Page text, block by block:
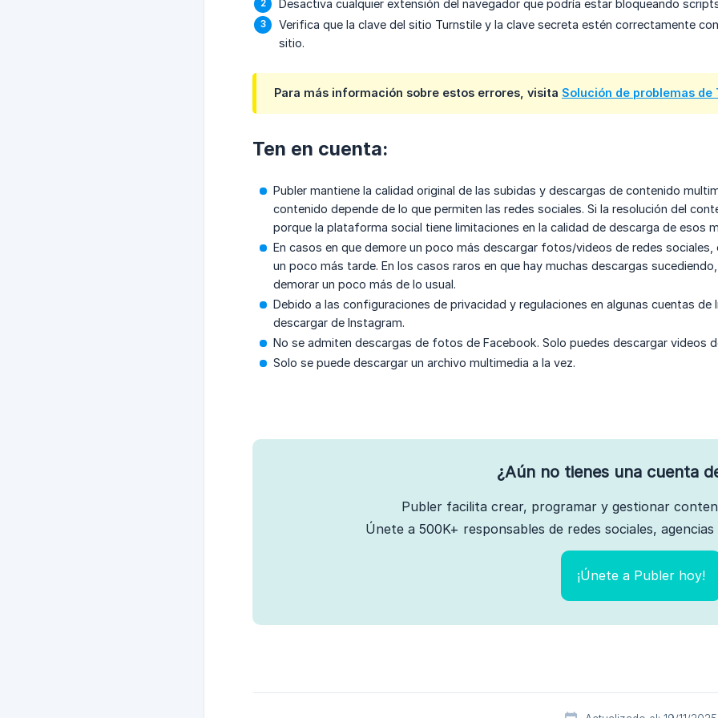
Desactiva cualquier extensión del navegador que podría estar bloqueando
Verifica que la clave del sitio Turnstile y la clave secreta estén correctamente
sitio.
Para más información sobre estos errores, visita Solución de problemas
Ten en cuenta:
Publer mantiene la calidad original de las subidas y descargas de contenido
contenido depende de lo que permiten las redes sociales. Si la resolución del
porque la plataforma social tiene limitaciones en la calidad de descarga de esos
En casos en que demore un poco más descargar fotos/videos de redes
un poco más tarde. En los casos raros en que hay muchas descargas
demorar un poco más de lo usual.
Debido a las configuraciones de privacidad y regulaciones en algunas cuentas
descargar de Instagram.
No se admiten descargas de fotos de Facebook. Solo puedes descargar videos
Solo se puede descargar un archivo multimedia a la vez.
¿Aún no tienes una cuenta
Publer facilita crear, programar y gestionar
Únete a 500K+ responsables de redes sociales,
¡Únete a Publer hoy!